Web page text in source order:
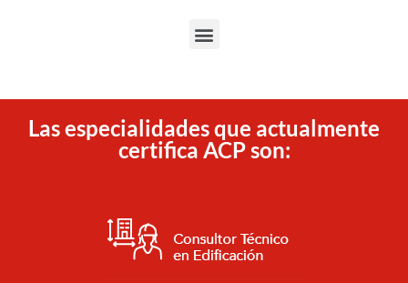
Las especialidades que actualmente
certifica ACP son: